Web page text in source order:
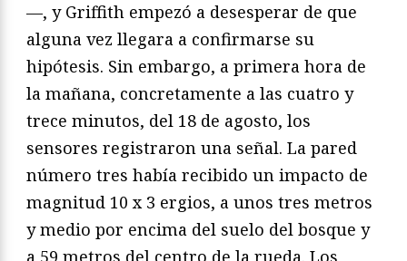
—, y Griffith empezó a desesperar de que
alguna vez llegara a confirmarse su
hipótesis. Sin embargo, a primera hora de
la mañana, concretamente a las cuatro y
trece minutos, del 18 de agosto, los
sensores registraron una señal. La pared
número tres había recibido un impacto de
magnitud 10 x 3 ergios, a unos tres metros
y medio por encima del suelo del bosque y
a 59 metros del centro de la rueda. Los